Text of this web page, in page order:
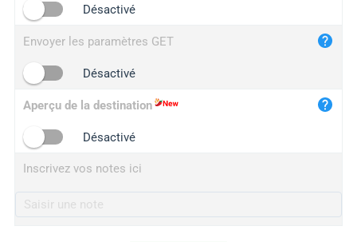
Désactivé
Envoyer les paramètres GET
Désactivé
Aperçu de la destination
Désactivé
Inscrivez vos notes ici